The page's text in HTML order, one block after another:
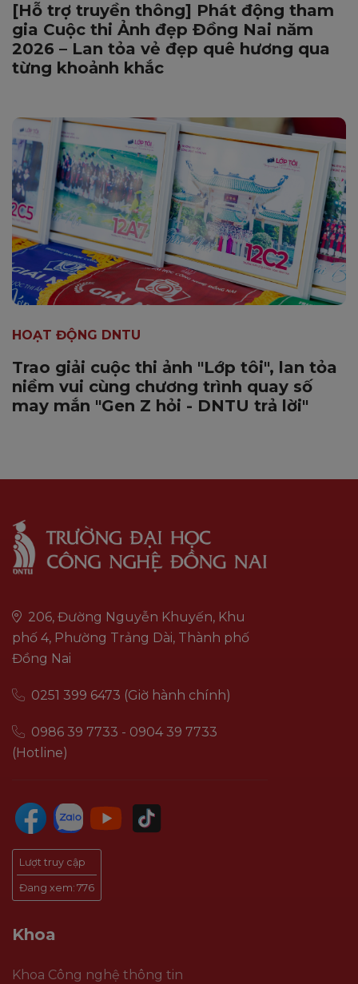
[Hỗ trợ truyền thông] Phát động tham
gia Cuộc thi Ảnh đẹp Đồng Nai năm
2026 – Lan tỏa vẻ đẹp quê hương qua
từng khoảnh khắc
HOẠT ĐỘNG DNTU
Trao giải cuộc thi ảnh "Lớp tôi", lan tỏa
niềm vui cùng chương trình quay số
may mắn "Gen Z hỏi - DNTU trả lời"
206, Đường Nguyễn Khuyến, Khu
phố 4, Phường Trảng Dài, Thành phố
Đồng Nai
0251 399 6473 (Giờ hành chính)
0986 39 7733 - 0904 39 7733
(Hotline)
Lượt truy cập
Đang xem: 776
Khoa
Khoa Công nghệ thông tin